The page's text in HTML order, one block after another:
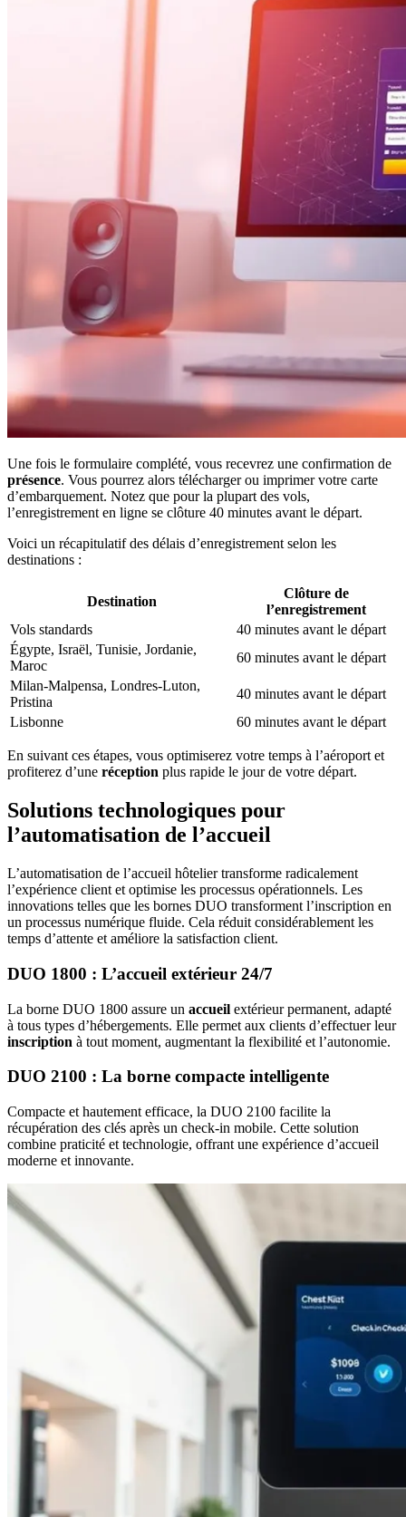
Une fois le formulaire complété, vous recevrez une confirmation de
présence. Vous pourrez alors télécharger ou imprimer votre carte
d’embarquement. Notez que pour la plupart des vols,
l’enregistrement en ligne se clôture 40 minutes avant le départ.
Voici un récapitulatif des délais d’enregistrement selon les
destinations :
Destination
Clôture de
l’enregistrement
Vols standards
40 minutes avant le départ
Égypte, Israël, Tunisie, Jordanie,
Maroc
60 minutes avant le départ
Milan-Malpensa, Londres-Luton,
Pristina
40 minutes avant le départ
Lisbonne
60 minutes avant le départ
En suivant ces étapes, vous optimiserez votre temps à l’aéroport et
profiterez d’une réception plus rapide le jour de votre départ.
Solutions technologiques pour
l’automatisation de l’accueil
L’automatisation de l’accueil hôtelier transforme radicalement
l’expérience client et optimise les processus opérationnels. Les
innovations telles que les bornes DUO transforment l’inscription en
un processus numérique fluide. Cela réduit considérablement les
temps d’attente et améliore la satisfaction client.
DUO 1800 : L’accueil extérieur 24/7
La borne DUO 1800 assure un accueil extérieur permanent, adapté
à tous types d’hébergements. Elle permet aux clients d’effectuer leur
inscription à tout moment, augmentant la flexibilité et l’autonomie.
DUO 2100 : La borne compacte intelligente
Compacte et hautement efficace, la DUO 2100 facilite la
récupération des clés après un check-in mobile. Cette solution
combine praticité et technologie, offrant une expérience d’accueil
moderne et innovante.